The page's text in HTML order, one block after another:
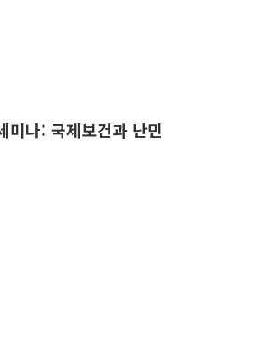
미나: 국제보건과 난민